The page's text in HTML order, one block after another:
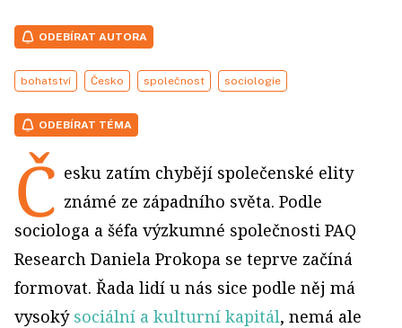
ODEBÍRAT AUTORA
bohatství Česko společnost sociologie
ODEBÍRAT TÉMA
Č esku zatím chybějí společenské elity
známé ze západního světa. Podle
sociologa a šéfa výzkumné společnosti PAQ
Research Daniela Prokopa se teprve začíná
formovat. Řada lidí u nás sice podle něj má
vysokýsociální a kulturní kapitál, nemá ale